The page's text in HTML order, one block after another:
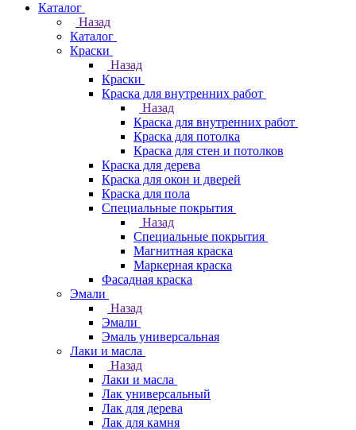
Каталог
Назад
Каталог
Краски
Назад
Краски
Краска для внутренних работ
Назад
Краска для внутренних работ
Краска для потолка
Краска для стен и потолков
Краска для дерева
Краска для окон и дверей
Краска для пола
Специальные покрытия
Назад
Специальные покрытия
Магнитная краска
Маркерная краска
Фасадная краска
Эмали
Назад
Эмали
Эмаль универсальная
Лаки и масла
Назад
Лаки и масла
Лак универсальный
Лак для дерева
Лак для камня